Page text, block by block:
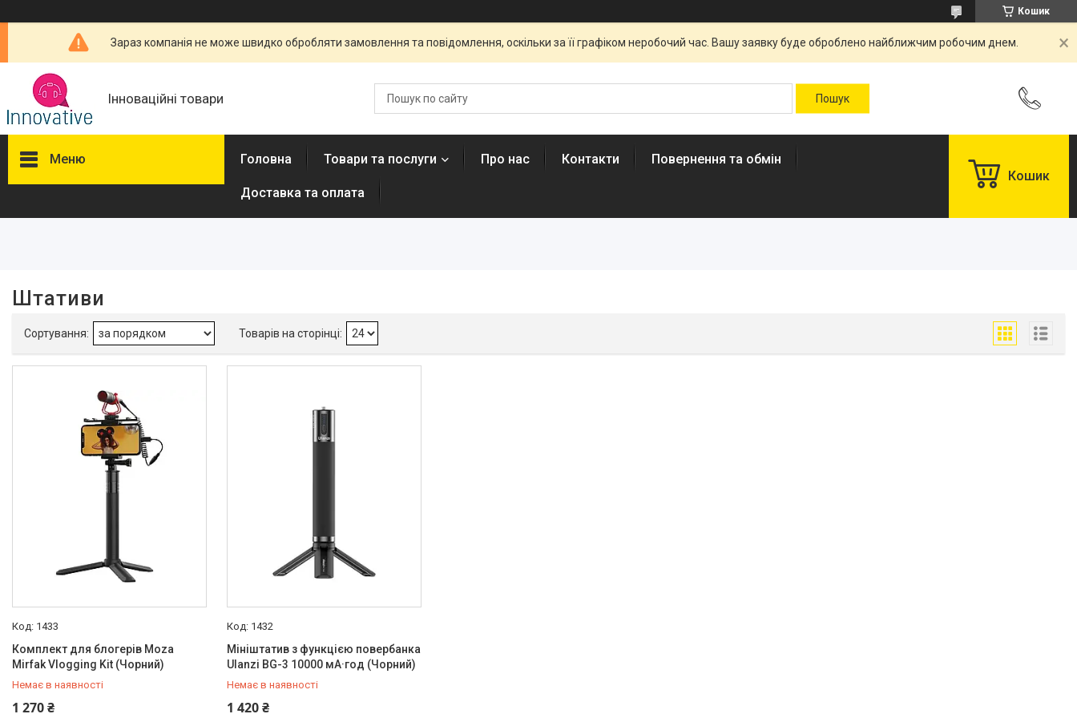
Кошик
Зараз компанія не може швидко обробляти замовлення та повідомлення, оскільки за її графіком неробочий час. Вашу заявку буде оброблено найближчим робочим днем.
Інноваційні товари
Меню
Ulanzi 1
Товари та послуги
Головна Товари та послуги Про нас Контакти Повернення та обмін
Доставка та оплата
Кошик
Штативи
1433
Комплект для блогерів Moza
Mirfak Vlogging Kit (Чорний)
Немає в наявності
1 270 ₴
+380 (50) 432-84-83
1432
Мініштатив з функцією повербанка
Ulanzi BG-3 10000 мА·год (Чорний)
Немає в наявності
1 420 ₴
+380 (50) 432-84-83